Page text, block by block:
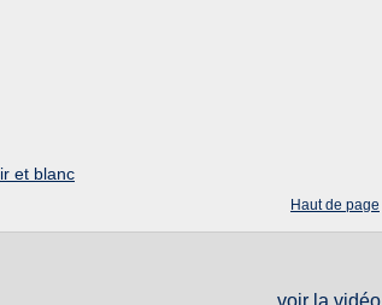
et blanc
Haut de page
voir la vidéo